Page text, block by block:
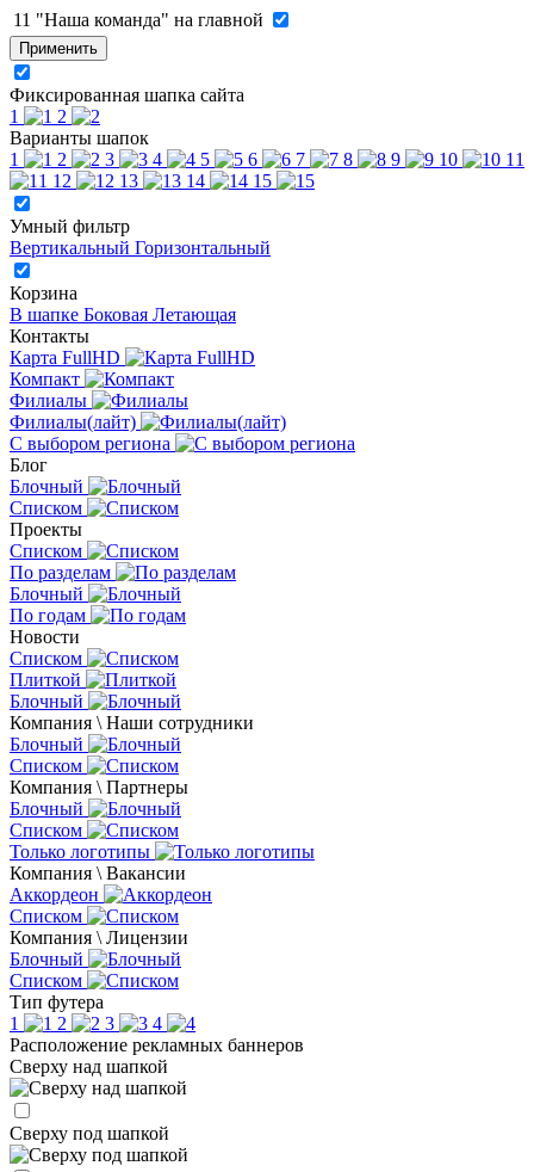
11 "Наша команда" на главной
Применить
Фиксированная шапка сайта
1
2
Варианты шапок
1
2 3 4 5 6 7 8 9 10
11
12
13 14 15
Умный фильтр
Вертикальный Горизонтальный
Корзина
В шапке Боковая Летающая
Контакты
Карта FullHD
Компакт
Филиалы
Филиалы(лайт)
С выбором региона
Блог
Блочный
Списком
Проекты
Списком
По разделам
Блочный
По годам
Новости
Списком
Плиткой
Блочный
Компания \ Наши сотрудники
Блочный
Списком
Компания \ Партнеры
Блочный
Списком
Только логотипы
Компания \ Вакансии
Аккордеон
Списком
Компания \ Лицензии
Блочный
Списком
Тип футера
1
2 3
4
Расположение рекламных баннеров
Сверху над шапкой
Сверху под шапкой